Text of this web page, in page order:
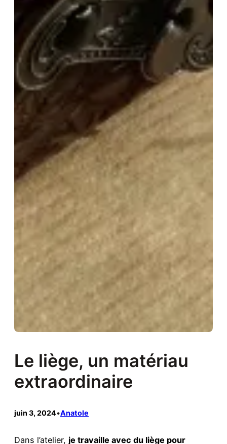
Le liège, un matériau
extraordinaire
juin 3, 2024•Anatole
Dans l’atelier, je travaille avec du liège pour